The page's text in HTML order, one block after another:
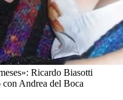
Ricardo Biasotti
Andrea del Boca